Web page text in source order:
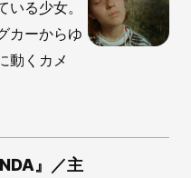
る少女。
カーからゆ
動くカメ
』／主